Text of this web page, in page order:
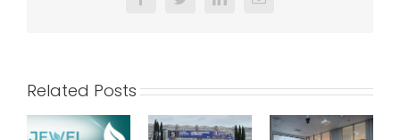
FacebookTwitterLinkedInEmail
Related Posts